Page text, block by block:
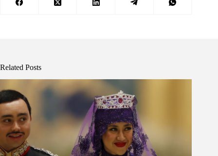
Related Posts